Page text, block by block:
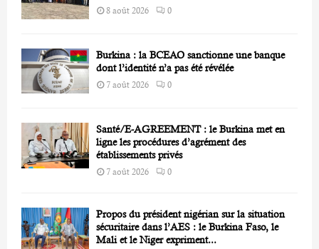
8 août 2026 0
Burkina : la BCEAO sanctionne une banque
dont l’identité n’a pas été révélée
7 août 2026 0
Santé/E-AGREEMENT : le Burkina met en
ligne les procédures d’agrément des
établissements privés
7 août 2026 0
Propos du président nigérian sur la situation
sécuritaire dans l’AES : le Burkina Faso, le
Mali et le Niger expriment...